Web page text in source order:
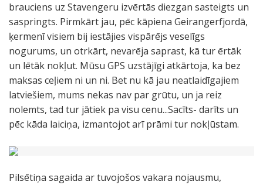
brauciens uz Stavengeru izvērtās diezgan sasteigts un
saspringts. Pirmkārt jau, pēc kāpiena Geirangerfjordā,
ķermenī visiem bij iestājies vispārējs veselīgs
nogurums, un otrkārt, nevarēja saprast, kā tur ērtāk
un lētāk nokļut. Mūsu GPS uzstājīgi atkārtoja, ka bez
maksas ceļiem ni un ni. Bet nu kā jau neatlaidīgajiem
latviešiem, mums nekas nav par grūtu, un ja reiz
nolemts, tad tur jātiek pa visu cenu...Sacīts- darīts un
pēc kāda laiciņa, izmantojot arī prāmi tur nokļūstam.
Pilsētiņa sagaida ar tuvojošos vakara nojausmu,